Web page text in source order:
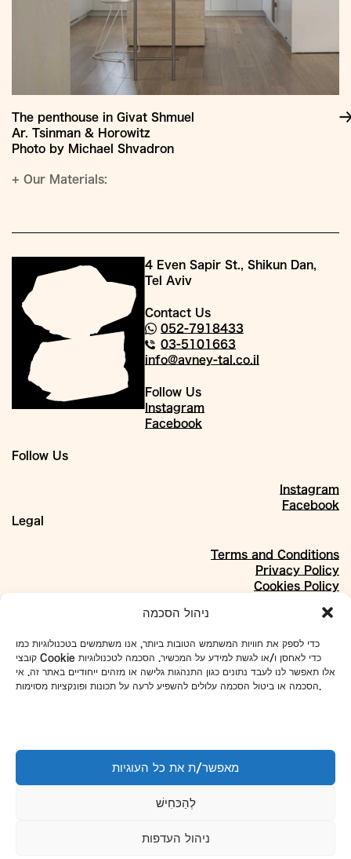
ניהול הסכמה
כדי לספק את חוויות המשתמש הטובות ביותר, אנו משתמשים בטכנולוגיות כמו
קובצי Cookie כדי לאחסן ו/או לגשת למידע על המכשיר. הסכמה לטכנולוגיות
אלו תאפשר לנו לעבד נתונים כגון התנהגות גלישה או מזהים ייחודיים באתר זה. אי
מאפשר/ת את כל העוגיות
לְהַכּחִישׁ
ניהול העדפות
The penthouse in Givat Shmuel
Ar. Tsinman & Horowitz
Photo by Michael Shvadron
+ Our Materials:
Follow Us
Instagram
Facebook
Legal
Terms and Conditions
Privacy Policy
Cookies Policy
Materials
Projects
Collaborations
To set up tours and meetings:
WhatsApp
4 Even Sapir St., Shikun Dan,
Tel Aviv
Contact Us
052-7918433
03-5101663
info@avney-tal.co.il
Follow Us
Instagram
Facebook